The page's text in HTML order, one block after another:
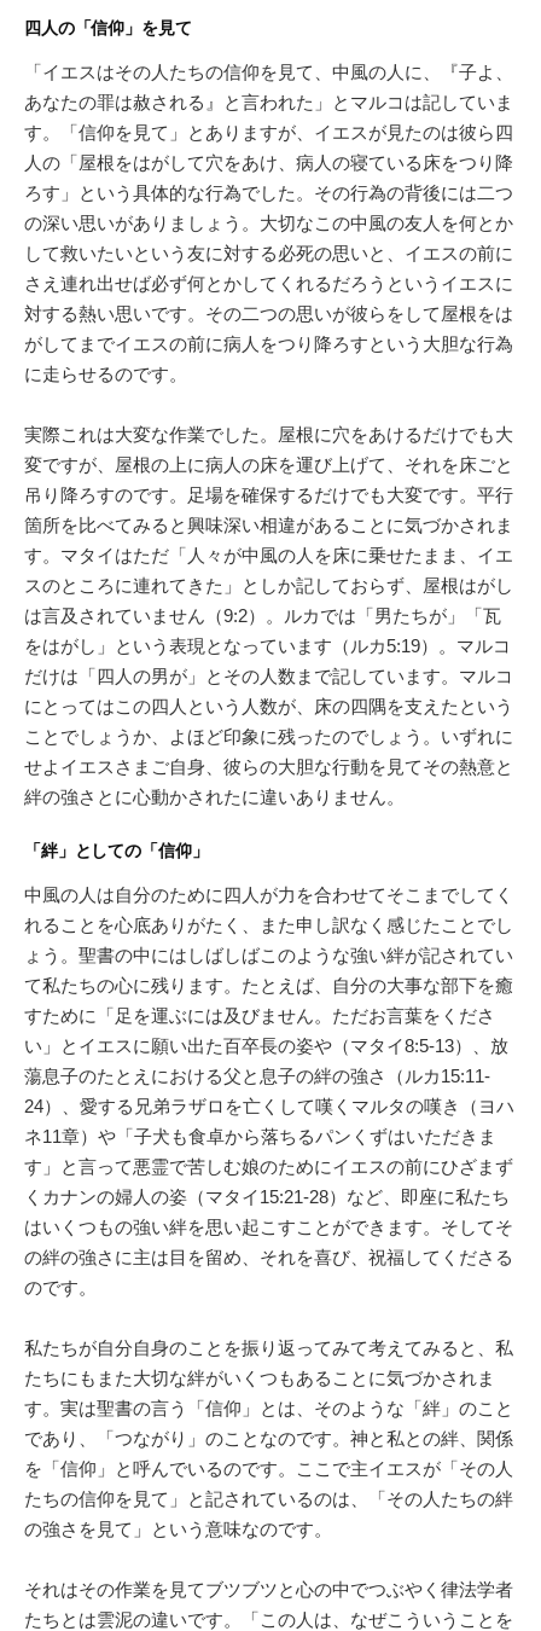
四人の「信仰」を見て
「イエスはその人たちの信仰を見て、中風の人に、『子よ、
あなたの罪は赦される』と言われた」とマルコは記していま
す。「信仰を見て」とありますが、イエスが見たのは彼ら四
人の「屋根をはがして穴をあけ、病人の寝ている床をつり降
ろす」という具体的な行為でした。その行為の背後には二つ
の深い思いがありましょう。大切なこの中風の友人を何とか
して救いたいという友に対する必死の思いと、イエスの前に
さえ連れ出せば必ず何とかしてくれるだろうというイエスに
対する熱い思いです。その二つの思いが彼らをして屋根をは
がしてまでイエスの前に病人をつり降ろすという大胆な行為
に走らせるのです。
実際これは大変な作業でした。屋根に穴をあけるだけでも大
変ですが、屋根の上に病人の床を運び上げて、それを床ごと
吊り降ろすのです。足場を確保するだけでも大変です。平行
箇所を比べてみると興味深い相違があることに気づかされま
す。マタイはただ「人々が中風の人を床に乗せたまま、イエ
スのところに連れてきた」としか記しておらず、屋根はがし
は言及されていません（9:2）。ルカでは「男たちが」「瓦
をはがし」という表現となっています（ルカ5:19）。マルコ
だけは「四人の男が」とその人数まで記しています。マルコ
にとってはこの四人という人数が、床の四隅を支えたという
ことでしょうか、よほど印象に残ったのでしょう。いずれに
せよイエスさまご自身、彼らの大胆な行動を見てその熱意と
絆の強さとに心動かされたに違いありません。
「絆」としての「信仰」
中風の人は自分のために四人が力を合わせてそこまでしてく
れることを心底ありがたく、また申し訳なく感じたことでし
ょう。聖書の中にはしばしばこのような強い絆が記されてい
て私たちの心に残ります。たとえば、自分の大事な部下を癒
すために「足を運ぶには及びません。ただお言葉をくださ
い」とイエスに願い出た百卒長の姿や（マタイ8:5-13）、放
蕩息子のたとえにおける父と息子の絆の強さ（ルカ15:11-
24）、愛する兄弟ラザロを亡くして嘆くマルタの嘆き（ヨハ
ネ11章）や「子犬も食卓から落ちるパンくずはいただきま
す」と言って悪霊で苦しむ娘のためにイエスの前にひざまず
くカナンの婦人の姿（マタイ15:21-28）など、即座に私たち
はいくつもの強い絆を思い起こすことができます。そしてそ
の絆の強さに主は目を留め、それを喜び、祝福してくださる
のです。
私たちが自分自身のことを振り返ってみて考えてみると、私
たちにもまた大切な絆がいくつもあることに気づかされま
す。実は聖書の言う「信仰」とは、そのような「絆」のこと
であり、「つながり」のことなのです。神と私との絆、関係
を「信仰」と呼んでいるのです。ここで主イエスが「その人
たちの信仰を見て」と記されているのは、「その人たちの絆
の強さを見て」という意味なのです。
それはその作業を見てブツブツと心の中でつぶやく律法学者
たちとは雲泥の違いです。「この人は、なぜこういうことを